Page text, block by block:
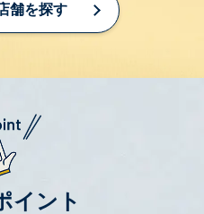
舗を探す
イント